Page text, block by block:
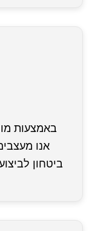
באמצעות
אנו
ביטחון